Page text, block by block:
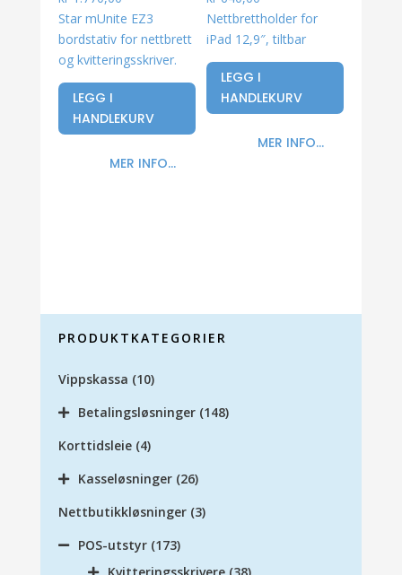
Star mUnite EZ3
bordstativ for nettbrett
og kvitteringsskriver.
LEGG I
HANDLEKURV
MER INFO...
Nettbrettholder for
iPad 12,9″, tiltbar
LEGG I
HANDLEKURV
MER INFO...
PRODUKTKATEGORIER
Vippskassa (10)
Betalingsløsninger (148)
Korttidsleie (4)
Kasseløsninger (26)
Nettbutikkløsninger (3)
POS-utstyr (173)